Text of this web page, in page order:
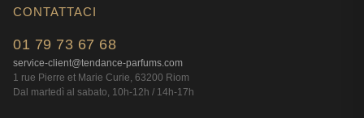
CONTATTACI
01 79 73 67 68
service-client@tendance-parfums.com
1 rue Pierre et Marie Curie, 63200 Riom
Dal martedì al sabato, 10h-12h / 14h-17h